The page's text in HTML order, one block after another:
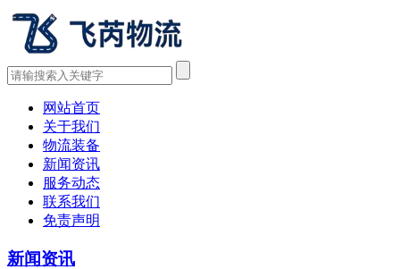
网站首页
关于我们
物流装备
新闻资讯
服务动态
联系我们
免责声明
新闻资讯